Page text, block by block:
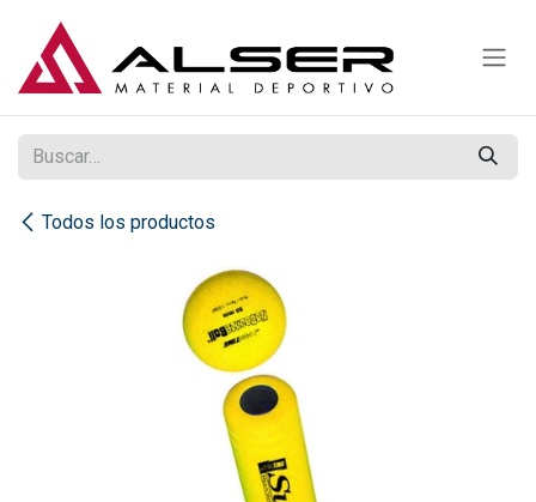
Todos los productos